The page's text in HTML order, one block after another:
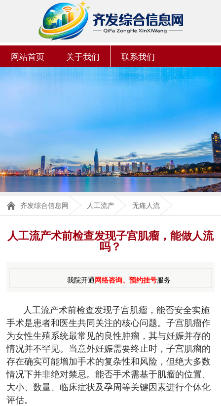
网站首页 关于我们 联系我们
齐发综合信息网 人工流产 无痛人流
人工流产术前检查发现子宫肌瘤，能做人流
吗？
我院开通网络咨询、预约挂号服务
人工流产术前检查发现子宫肌瘤，能否安全实施
手术是患者和医生共同关注的核心问题。子宫肌瘤作
为女性生殖系统最常见的良性肿瘤，其与妊娠并存的
情况并不罕见。当意外妊娠需要终止时，子宫肌瘤的
存在确实可能增加手术的复杂性和风险，但绝大多数
情况下并非绝对禁忌。能否手术需基于肌瘤的位置、
大小、数量、临床症状及孕周等关键因素进行个体化
评估。